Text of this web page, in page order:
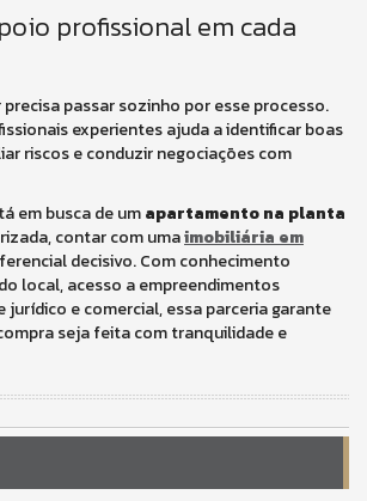
profissional em cada
passar sozinho por esse processo.
experientes ajuda a identificar boas
riscos e conduzir negociações com
em busca de umapartamento na planta
contar com umaimobiliária em
decisivo. Com conhecimento
local, acesso a empreendimentos
jurídico e comercial, essa parceria garante
seja feita com tranquilidade e